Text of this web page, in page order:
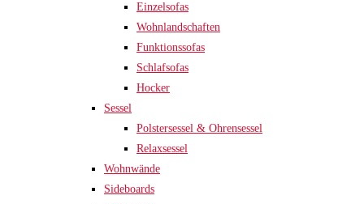
Einzelsofas
Wohnlandschaften
Funktionssofas
Schlafsofas
Hocker
Sessel
Polstersessel & Ohrensessel
Relaxsessel
Wohnwände
Sideboards